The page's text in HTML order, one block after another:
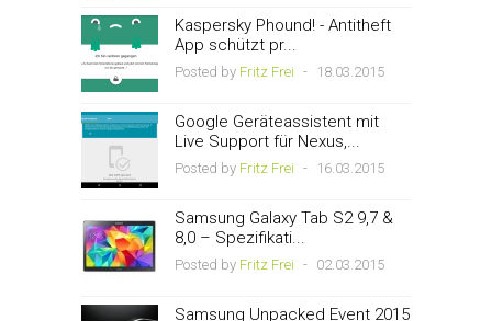
Kaspersky Phound! - Antitheft
App schützt pr...
Posted by Fritz Frei - 18.03.2015
Google Geräteassistent mit
Live Support für Nexus,...
Posted by Fritz Frei - 16.03.2015
Samsung Galaxy Tab S2 9,7 &
8,0 – Spezifikati...
Posted by Fritz Frei - 02.03.2015
Samsung Unpacked Event 2015